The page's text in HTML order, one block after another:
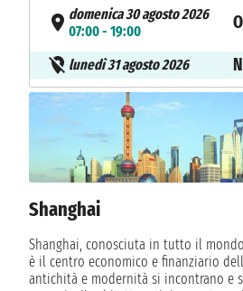
domenica 30 agosto 2026
07:00 - 19:00
lunedì 31 agosto 2026
martedì 1 settembre 2026
Shanghai
Shanghai, conosciuta in tutto il
è il centro economico e finanziario
antichità e modernità si incontrano e